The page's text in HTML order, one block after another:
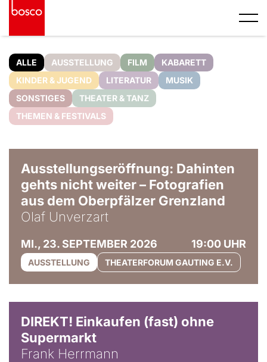
ALLE AUSSTELLUNG FILM
KABARETT
KINDER & JUGEND
LITERATUR
MUSIK
SONSTIGES
THEATER & TANZ
THEMEN & FESTIVALS
Ausstellungseröffnung: Dahinten
gehts nicht weiter – Fotografien
aus dem Oberpfälzer Grenzland
Olaf Unverzart
MI., 23. SEPTEMBER 2026 19:00 UHR
AUSSTELLUNG THEATERFORUM GAUTING E.V.
DIREKT! Einkaufen (fast) ohne
Supermarkt
Frank Herrmann